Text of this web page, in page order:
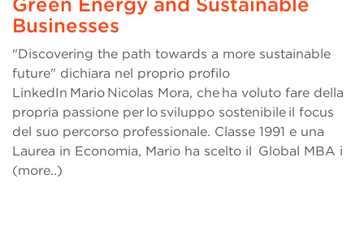
Businesses
"Discovering the path towards a more sustainable
future" dichiara nel proprio profilo
LinkedIn Mario Nicolas Mora, che ha voluto fare della
propria passione per lo sviluppo sostenibile il focus
del suo percorso professionale. Classe 1991 e una
Laurea in Economia, Mario ha scelto il Global MBA i
(more..)